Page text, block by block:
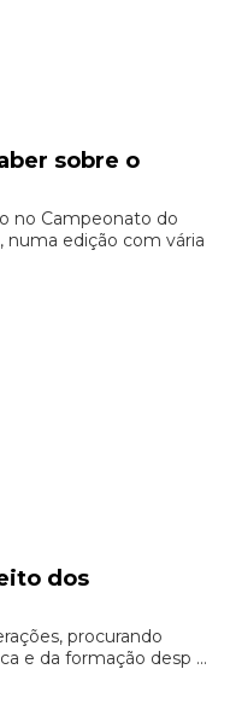
sobre o
no Campeonato do
numa edição com vária
dos
procurando
e da formação desp ...